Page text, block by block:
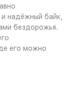
надёжный байк,
бездорожья.
его можно